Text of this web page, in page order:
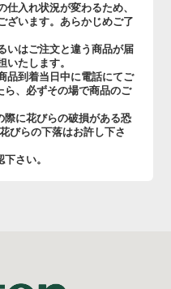
入れ状況が変わるため、
ざいます。あらかじめご了
いはご注文と違う商品が届
たします。
品到着当日中に電話にてご
、必ずその場で商品のご
に花びらの破損がある恐
びらの下落はお許し下さ
さい。